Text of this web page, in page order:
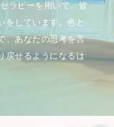
ラピーを用いて、皆
をしています。色と
、あなたの思考を言
戻せるようになるは